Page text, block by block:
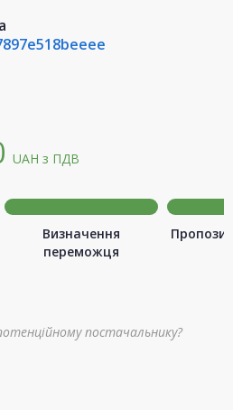
UAH з ПДВ
Визначення
переможця
постачальнику?